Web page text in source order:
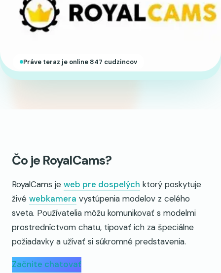
Práve teraz je online 847 cudzincov
Čo je RoyalCams?
RoyalCams je web pre dospelých ktorý poskytuje
živé webkamera vystúpenia modelov z celého
sveta. Používatelia môžu komunikovať s modelmi
prostredníctvom chatu, tipovať ich za špeciálne
požiadavky a užívať si súkromné predstavenia.
Začnite chatovať